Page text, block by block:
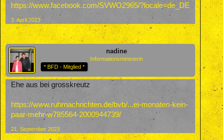
https://www.facebook.com/SVWO2965/?locale=de_DE
3. April 2023
nadine
Informationsministerin
* BFD - Mitglied *
Ehe aus bei grosskreutz
https://www.ruhrnachrichten.de/bvb/...ei-monaten-kein-
paar-mehr-w785564-2000944739/
21. September 2023